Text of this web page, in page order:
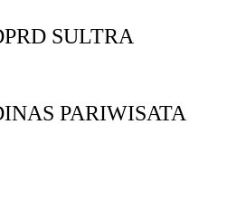
SULTRA
PARIWISATA